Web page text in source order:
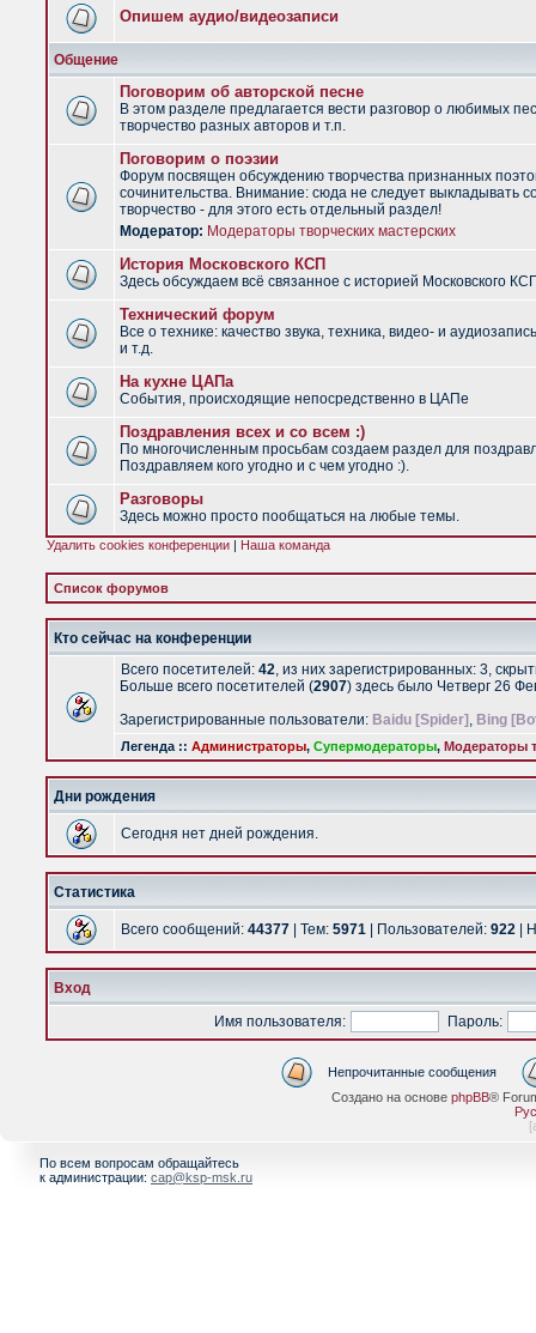
Опишем аудио/видеозаписи
Общение
Поговорим об авторской песне
В этом разделе предлагается вести разговор о любимых
творчество разных авторов и т.п.
Поговорим о поэзии
Форум посвящен обсуждению творчества признанных
сочинительства. Внимание: сюда не следует выкладывать
творчество - для этого есть отдельный раздел!
Модератор: Модераторы творческих мастерских
История Московского КСП
Здесь обсуждаем всё связанное с историей Московского
Технический форум
Все о технике: качество звука, техника, видео- и
и т.д.
На кухне ЦАПа
События, происходящие непосредственно в ЦАПе
Поздравления всех и со всем :)
По многочисленным просьбам создаем раздел для
Поздравляем кого угодно и с чем угодно :).
Разговоры
Здесь можно просто пообщаться на любые темы.
Удалить cookies конференции | Наша команда
Список форумов
Кто сейчас на конференции
Всего посетителей: 42, из них зарегистрированных: 3,
Больше всего посетителей (2907) здесь было Четверг 26
Зарегистрированные пользователи: Baidu [Spider] , Bing
Легенда :: Администраторы, Супермодераторы, Модераторы
Дни рождения
Сегодня нет дней рождения.
Статистика
Всего сообщений: 44377 | Тем: 5971 | Пользователей: 922 |
Вход
Имя пользователя:
Пароль:
Непрочитанные сообщения
Создано на основе phpBB®
[
По всем вопросам обращайтесь
к администрации: cap@ksp-msk.ru